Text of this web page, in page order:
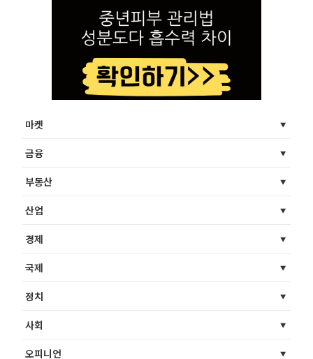
마켓
금융
부동산
산업
경제
국제
정치
사회
오피니언